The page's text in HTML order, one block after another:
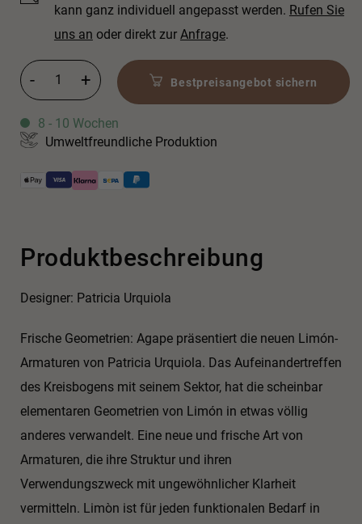
kann ganz individuell angepasst werden. Rufen Sie
uns an oder direkt zur Anfrage.
Limón Einloch-Bidetarmatur Menge
Bestpreisangebot sichern
8 - 10 Wochen
Umweltfreundliche Produktion
Produktbeschreibung
Designer: Patricia Urquiola
Frische Geometrien: Agape präsentiert die neuen Limón-
Armaturen von Patricia Urquiola. Das Aufeinandertreffen
des Kreisbogens mit seinem Sektor, hat die scheinbar
elementaren Geometrien von Limón in etwas völlig
anderes verwandelt. Eine neue und frische Art von
Armaturen, die ihre Struktur und ihren
Verwendungszweck mit ungewöhnlicher Klarheit
vermitteln. Limòn ist für jeden funktionalen Bedarf in